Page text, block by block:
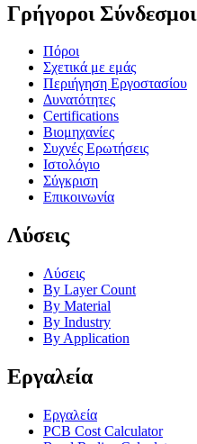
Γρήγοροι Σύνδεσμοι
Πόροι
Σχετικά με εμάς
Περιήγηση Εργοστασίου
Δυνατότητες
Certifications
Βιομηχανίες
Συχνές Ερωτήσεις
Ιστολόγιο
Σύγκριση
Επικοινωνία
Λύσεις
Λύσεις
By Layer Count
By Material
By Industry
By Application
Εργαλεία
Εργαλεία
PCB Cost Calculator